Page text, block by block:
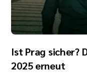
Ist Prag sicher?
2025 erneut